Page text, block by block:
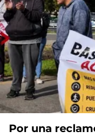
Por una